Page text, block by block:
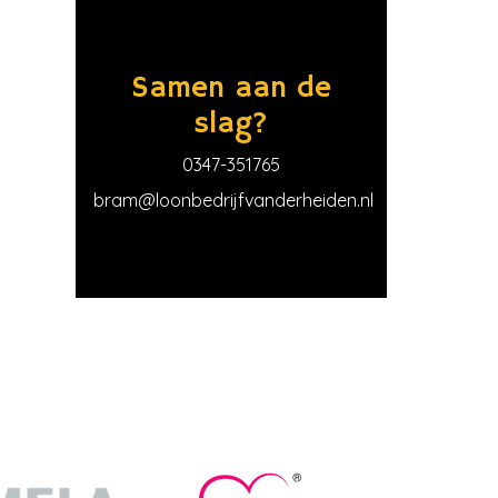
Samen aan de
slag?
0347-351765
bram@loonbedrijfvanderheiden.nl